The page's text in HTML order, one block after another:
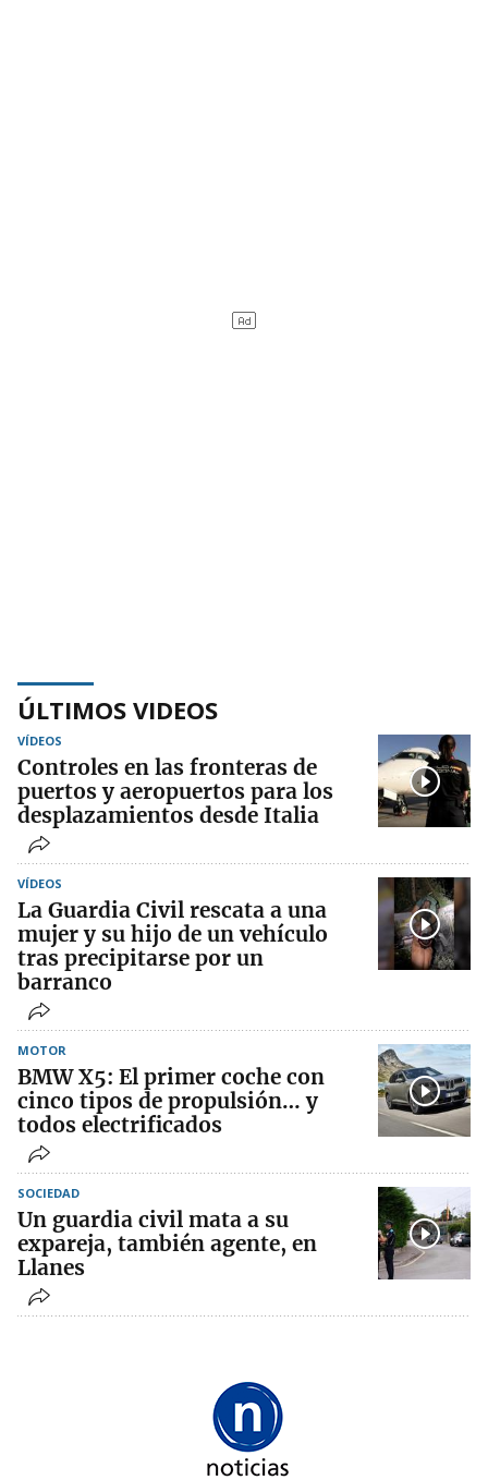
ÚLTIMOS VIDEOS
VÍDEOS
Controles en las fronteras de
puertos y aeropuertos para los
desplazamientos desde Italia
VÍDEOS
La Guardia Civil rescata a una
mujer y su hijo de un vehículo
tras precipitarse por un
barranco
MOTOR
BMW X5: El primer coche con
cinco tipos de propulsión… y
todos electrificados
SOCIEDAD
Un guardia civil mata a su
expareja, también agente, en
Llanes